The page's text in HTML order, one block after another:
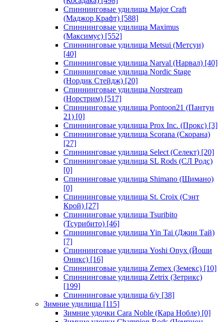
Спиннинговые удилища Major Craft
(Маджор Крафт) [588]
Спиннинговые удилища Maximus
(Максимус) [552]
Спиннинговые удилища Metsui (Метсуи)
[40]
Спиннинговые удилища Narval (Нарвал) [40]
Спиннинговые удилища Nordic Stage
(Нордик Стейдж) [20]
Спиннинговые удилища Norstream
(Норстрим) [517]
Спиннинговые удилища Pontoon21 (Пантун
21) [0]
Спиннинговые удилища Prox Inc. (Прокс) [3]
Спиннинговые удилища Scorana (Скорана)
[27]
Спиннинговые удилища Select (Селект) [20]
Спиннинговые удилища SL Rods (СЛ Родс)
[0]
Спиннинговые удилища Shimano (Шимано)
[0]
Спиннинговые удилища St. Croix (Сэнт
Крой) [27]
Спиннинговые удилища Tsuribito
(Тсурибито) [46]
Спиннинговые удилища Yin Tai (Джин Тай)
[7]
Спиннинговые удилища Yoshi Onyx (Йоши
Оникс) [16]
Спиннинговые удилища Zemex (Земекс) [10]
Спиннинговые удилища Zetrix (Зетрикс)
[199]
Спиннинговые удилища б/у [38]
Зимние удилища [115]
Зимние удочки Cara Noble (Кара Нобле) [0]